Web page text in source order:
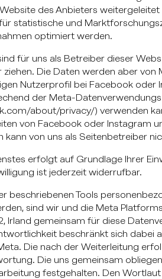
des Anbieters
statistische und
optimiert werden.
für uns als Betreiber dieser
Die Daten werden aber
Nutzerprofil bei Facebook
der Meta-
about/privacy/) verwenden
von Facebook oder Instagram
kann von uns als Seitenbetreiber
erfolgt auf Grundlage Ihrer
ist jederzeit widerrufbar.
beschriebenen Tools
sind wir und die Meta
Irland gemeinsam für diese
beschränkt sich dabei
Die nach der Weiterleitung
Die uns gemeinsam
festgehalten. Den